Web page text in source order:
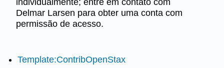
individualmente; entre em contato com
Delmar Larsen para obter uma conta com
permissão de acesso.
Template:ContribOpenStax